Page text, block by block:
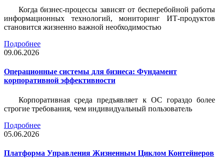
Когда бизнес-процессы зависят от бесперебойной работы
информационных технологий, мониторинг ИТ-продуктов
становится жизненно важной необходимостью
Подробнее
09.06.2026
Операционные системы для бизнеса: Фундамент
корпоративной эффективности
Корпоративная среда предъявляет к ОС гораздо более
строгие требования, чем индивидуальный пользователь
Подробнее
05.06.2026
Платформа Управления Жизненным Циклом Контейнеров